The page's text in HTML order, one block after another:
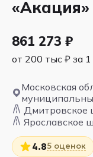
«Акация»
861 273 ₽
от 200 тыс ₽ за 1
Московская
Дмитровское
Ярославское
4.85 оценок